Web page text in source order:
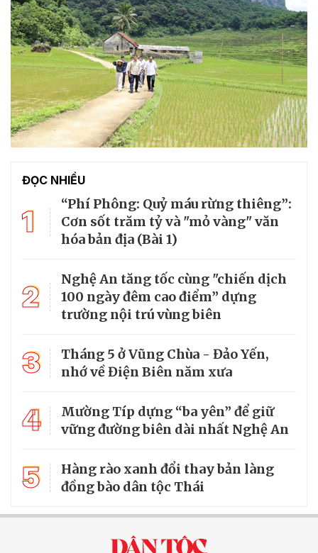
ĐỌC NHIỀU
1
“Phí Phông: Quỷ máu rừng thiêng”:
Cơn sốt trăm tỷ và "mỏ vàng" văn
hóa bản địa (Bài 1)
2
Nghệ An tăng tốc cùng "chiến dịch
100 ngày đêm cao điểm” dựng
trường nội trú vùng biên
3
Tháng 5 ở Vũng Chùa - Đảo Yến,
nhớ về Điện Biên năm xưa
4
Mường Típ dựng “ba yên” để giữ
vững đường biên dài nhất Nghệ An
5
Hàng rào xanh đổi thay bản làng
đồng bào dân tộc Thái